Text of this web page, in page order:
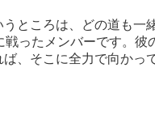
ところは、どの道も一
ったメンバーです。彼
、そこに全力で向かっ